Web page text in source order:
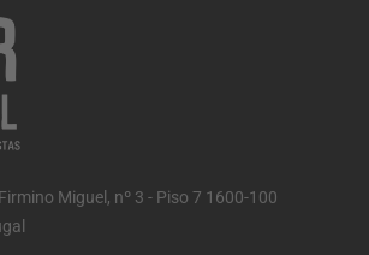
Miguel, nº 3 - Piso 7 1600-100